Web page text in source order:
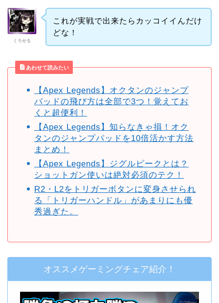
くろせる
これが実戦で出来たらカッコイイんだけ
どな！
あわせて読みたい
【Apex Legends】オクタンのジャンプ
パッドの飛び方は全部で3つ！覚えてお
くと超便利！
【Apex Legends】知らなきゃ損！オク
タンのジャンプパッドを10倍活かす方法
まと め！
【Apex Legends】ジグルピークとは？
ショットガン使いは絶対必須のテク！
R2・L2をトリガーボタンに変身させられ
る「トリガーハンドル」があまりにも優
秀過ぎた。
オススメゲーミングチェア紹介！